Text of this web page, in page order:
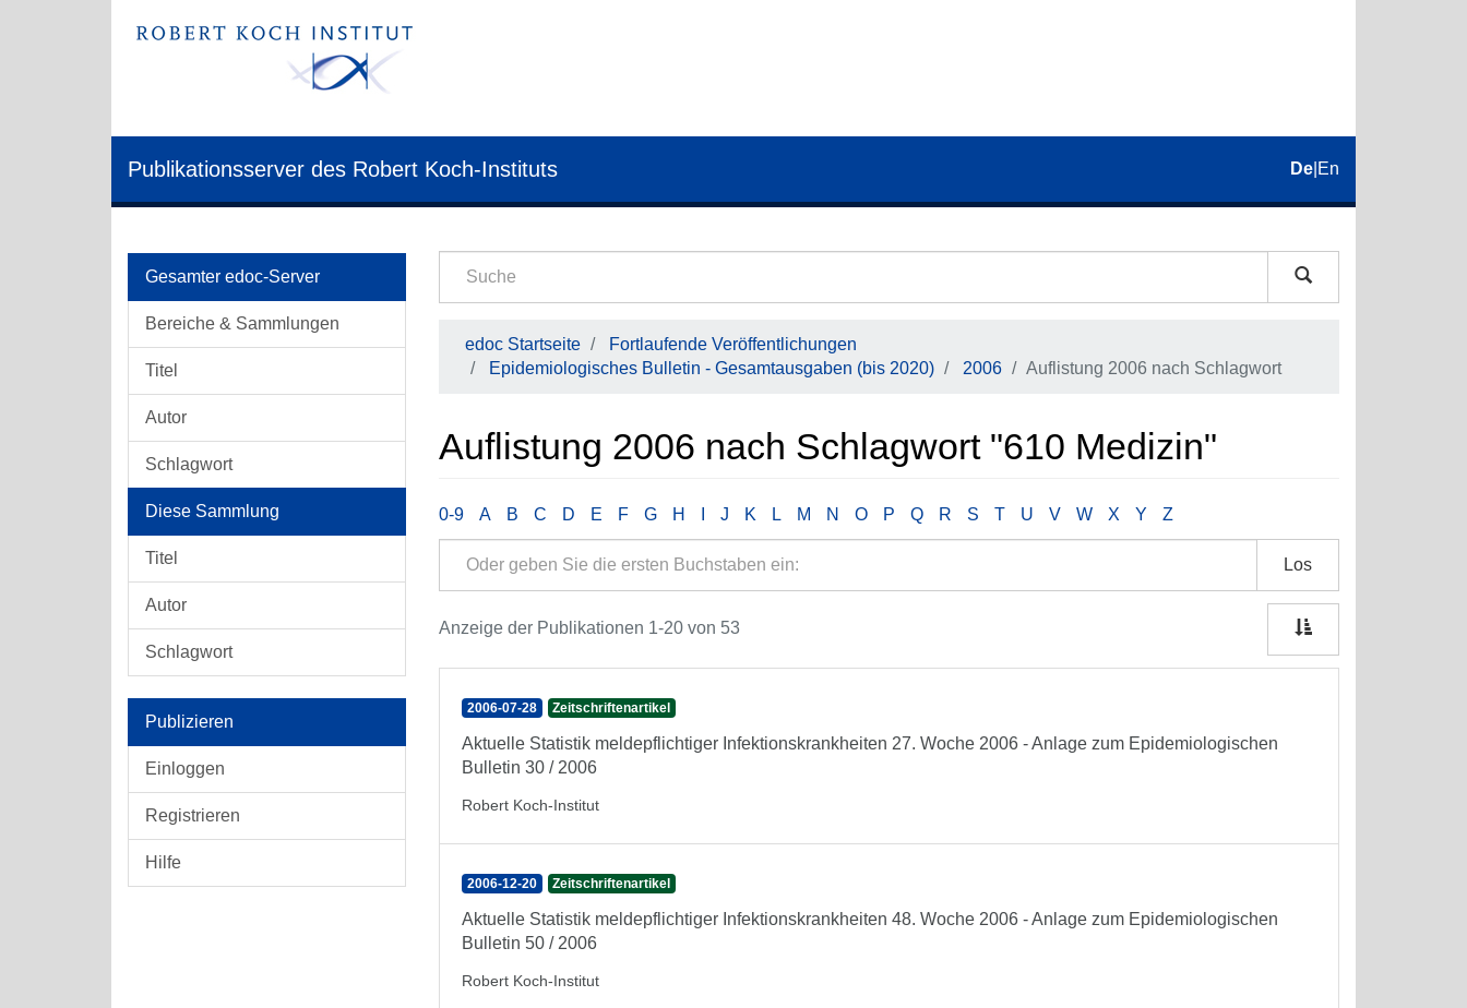
Publikationsserver des Robert Koch-Instituts De En
Gesamter edoc-Server
Bereiche & Sammlungen
Titel
Autor
Schlagwort
Diese Sammlung
Titel
Autor
Schlagwort
Publizieren
Einloggen
Registrieren
Hilfe
edoc Startseite
Fortlaufende Veröffentlichungen
Epidemiologisches Bulletin - Gesamtausgaben (bis 2020)
2006 Auflistung 2006 nach Schlagwort
Auflistung 2006 nach Schlagwort "610 Medizin"
0-9 A B C D E F G H J K L M N O P Q R S T U V W X Y Z
Los
Anzeige der Publikationen 1-20 von 53
2006-07-28 Zeitschriftenartikel
Aktuelle Statistik meldepflichtiger Infektionskrankheiten 27. Woche 2006 - Anlage zum Epidemiologischen
Bulletin 30 / 2006
Robert Koch-Institut
2006-12-20 Zeitschriftenartikel
Aktuelle Statistik meldepflichtiger Infektionskrankheiten 48. Woche 2006 - Anlage zum Epidemiologischen
Bulletin 50 / 2006
Robert Koch-Institut